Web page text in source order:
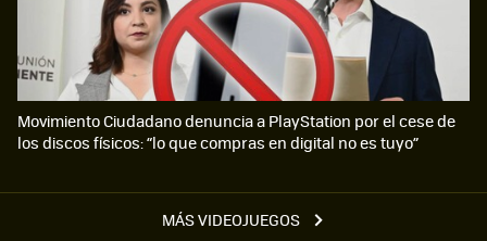
MÁS VIDEOJUEGOS
Movimiento Ciudadano denuncia a PlayStation por el cese de
los discos físicos: “lo que compras en digital no es tuyo”